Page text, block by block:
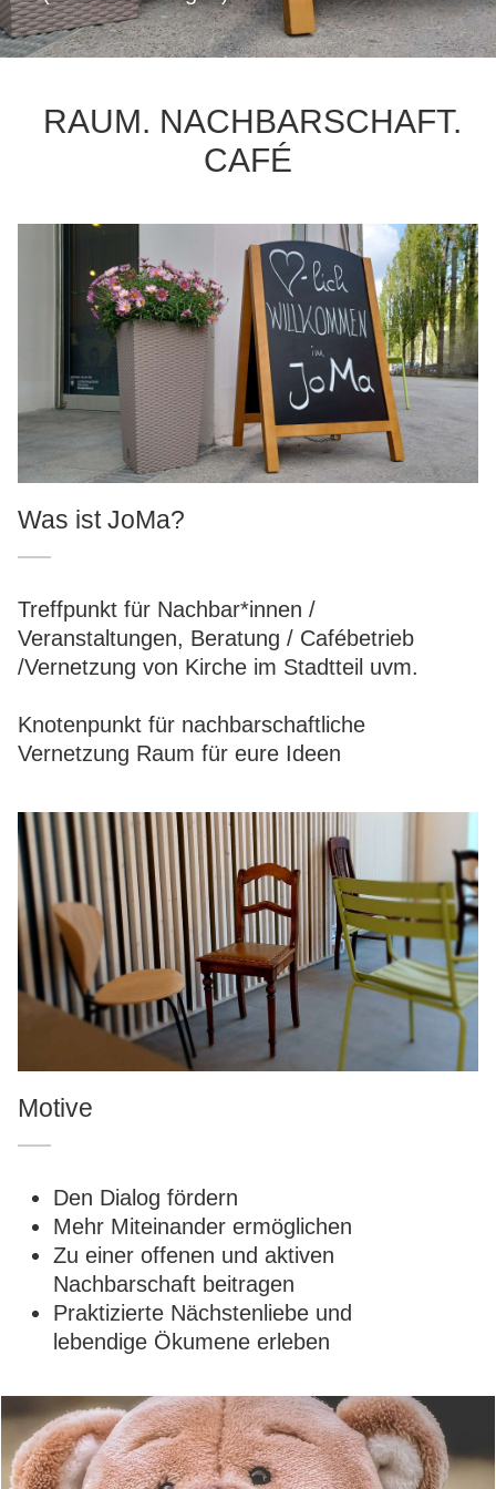
RAUM. NACHBARSCHAFT.
CAFÉ
Was ist JoMa?
Treffpunkt für Nachbar*innen /
Veranstaltungen, Beratung / Cafébetrieb
/Vernetzung von Kirche im Stadtteil uvm.
Knotenpunkt für nachbarschaftliche
Vernetzung Raum für eure Ideen
Motive
Den Dialog fördern
Mehr Miteinander ermöglichen
Zu einer offenen und aktiven
Nachbarschaft beitragen
Praktizierte Nächstenliebe und
lebendige Ökumene erleben